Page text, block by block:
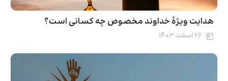
هدایت ویژۀ خداوند مخصوص چه کسانی است؟
۲۶ اسفند ۱۴۰۳